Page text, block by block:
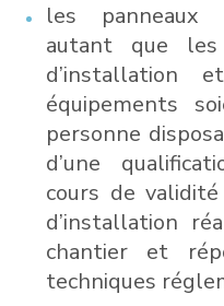
les panneaux
autant que
d’installation
équipements
personne
d’une
cours de
d’installation
chantier et
techniques